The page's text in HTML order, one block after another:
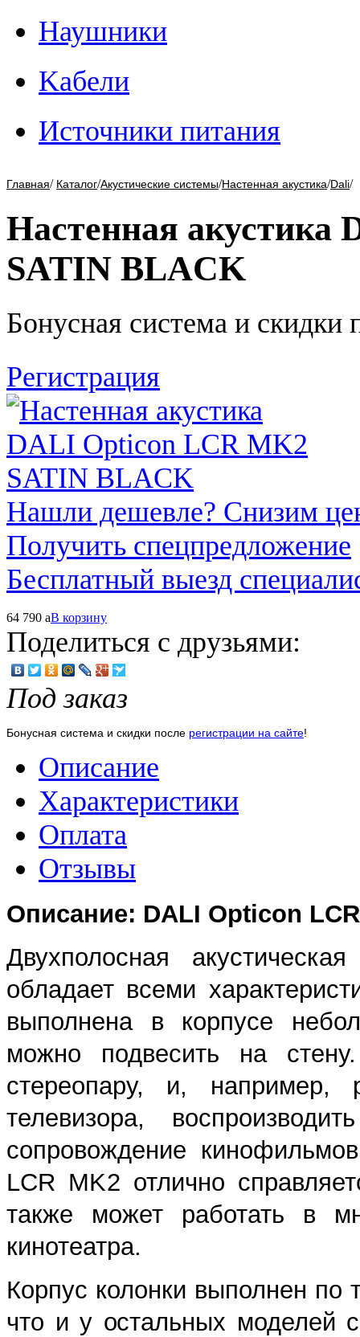
Наушники
Kабели
Источники питания
Главная/ Каталог/Акустические системы/Настенная акустика/Dali/
Настенная
SATIN BLACK
Бонусная система и скидки
Регистрация
Нашли дешевле? Снизим
Получить спецпредложение
Бесплатный выезд
64 790 aВ корзину
Поделиться с друзьями:
Под заказ
Бонусная система и скидки после регистрации на сайте!
Описание
Характеристики
Оплата
Отзывы
Описание: DALI Opticon
Двухполосная
обладает всеми
выполнена в корпусе
можно подвесить на
стереопару, и,
телевизора,
сопровождение
LCR MK2 отлично
также может работать в
кинотеатра.
Корпус колонки выполнен по
что и у остальных моделей